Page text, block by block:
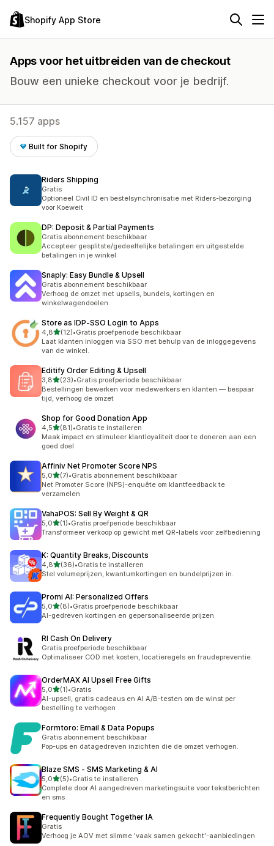
Shopify App Store
Apps voor het uitbreiden van de checkout
Bouw een unieke checkout voor je bedrijf.
5.157 apps
Built for Shopify
Riders Shipping
Gratis
Optioneel Civil ID en bestelsynchronisatie met Riders-bezorging
voor Koeweit
DP: Deposit & Partial Payments
Gratis abonnement beschikbaar
Accepteer gesplitste/gedeeltelijke betalingen en uitgestelde
betalingen in je winkel
Snaply: Easy Bundle & Upsell
Gratis abonnement beschikbaar
Verhoog de omzet met upsells, bundels, kortingen en
winkelwagendoelen.
Store as IDP‑SSO Login to Apps
4,8van 5 sterren
(12)
12 recensies in totaal
•Gratis proefperiode beschikbaar
Laat klanten inloggen via SSO met behulp van de inloggegevens
van de winkel.
Editify Order Editing & Upsell
3,8van 5 sterren
(23)
23 recensies in totaal
•Gratis proefperiode beschikbaar
Bestellingen bewerken voor medewerkers en klanten — bespaar
tijd, verhoog de omzet
Shop for Good Donation App
4,5van 5 sterren
(81)
81 recensies in totaal
•Gratis te installeren
Maak impact en stimuleer klantloyaliteit door te doneren aan een
goed doel
Affiniv Net Promoter Score NPS
5,0van 5 sterren
(7)
7 recensies in totaal
•Gratis abonnement beschikbaar
Net Promoter Score (NPS)-enquête om klantfeedback te
verzamelen
VahaPOS: Sell By Weight & QR
5,0van 5 sterren
(1)
1 recensies in totaal
•Gratis proefperiode beschikbaar
Transformeer verkoop op gewicht met QR-labels voor zelfbediening
K: Quantity Breaks, Discounts
4,8van 5 sterren
(36)
36 recensies in totaal
•Gratis te installeren
Stel volumeprijzen, kwantumkortingen en bundelprijzen in.
Promi AI: Personalized Offers
5,0van 5 sterren
(8)
8 recensies in totaal
•Gratis proefperiode beschikbaar
AI-gedreven kortingen en gepersonaliseerde prijzen
RI Cash On Delivery
Gratis proefperiode beschikbaar
Optimaliseer COD met kosten, locatieregels en fraudepreventie.
OrderMAX AI Upsell Free Gifts
5,0van 5 sterren
(1)
1 recensies in totaal
•Gratis
AI-upsell, gratis cadeaus en AI A/B-testen om de winst per
bestelling te verhogen
Formtoro: Email & Data Popups
Gratis abonnement beschikbaar
Pop-ups en datagedreven inzichten die de omzet verhogen.
Blaze SMS ‑ SMS Marketing & AI
5,0van 5 sterren
(5)
5 recensies in totaal
•Gratis te installeren
Complete door AI aangedreven marketingsuite voor tekstberichten
en sms
Frequently Bought Together IA
Gratis
Verhoog je AOV met slimme 'vaak samen gekocht'-aanbiedingen